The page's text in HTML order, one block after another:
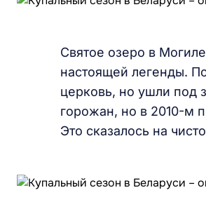
Святое озеро в
настоящей легенды.
церковь, но ушли под
горожан, но в 2010-м
Это сказалось на